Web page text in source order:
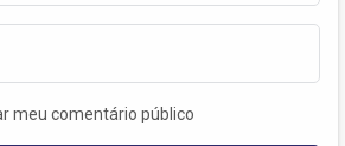
meu comentário público